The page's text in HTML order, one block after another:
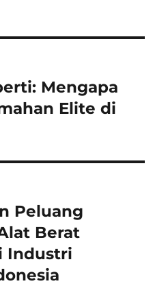
Mengapa
Elite di
Peluang
Berat
Industri